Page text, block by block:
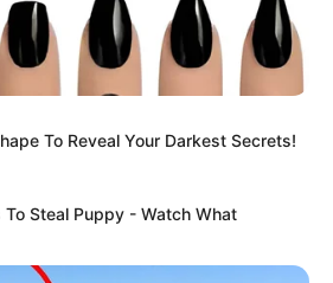
To Reveal Your Darkest Secrets!
To Steal Puppy - Watch What